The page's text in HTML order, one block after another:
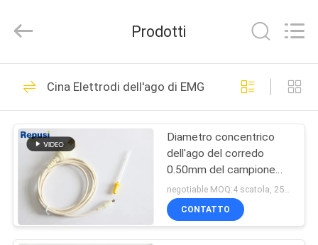
CASA
PRODOTTI
CIRCA
GIRO
Electronics
Co.,Ltd..
Reserved.
Elettrodo
concentrico dell'ago
12
17
Prodotti
Cina Elettrodi dell'ago di EMG
Diametro concentrico
dell'ago del corredo
0.50mm del campione
dell'ago una volta usata
soltanto
negotiable MOQ:4 scatola, 25pcs per scatola
CONTATTO